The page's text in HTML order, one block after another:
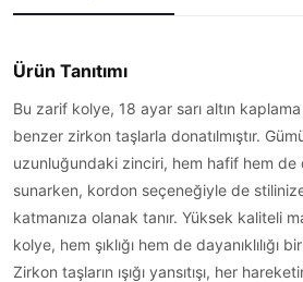
Ürün Tanıtımı
Bu zarif kolye, 18 ayar sarı altın
benzer zirkon taşlarla donatılmıştır.
uzunluğundaki zinciri, hem hafif hem de
sunarken, kordon seçeneğiyle de
katmanıza olanak tanır. Yüksek kaliteli
kolye, hem şıklığı hem de dayanıklılığı
Zirkon taşların ışığı yansıtışı, her